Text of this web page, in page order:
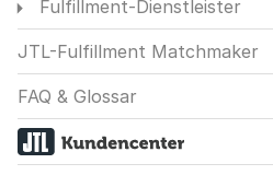
Fulfillment-Dienstleister
JTL-Fulfillment Matchmaker
FAQ & Glossar